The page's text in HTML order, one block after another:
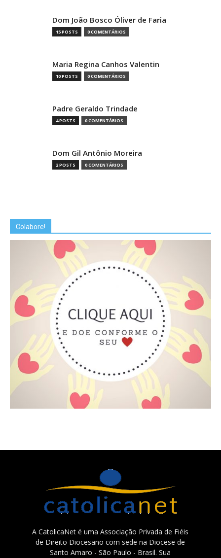
Dom João Bosco Óliver de Faria
15 POSTS 0 COMENTÁRIOS
Maria Regina Canhos Valentin
10 POSTS 0 COMENTÁRIOS
Padre Geraldo Trindade
4 POSTS 0 COMENTÁRIOS
Dom Gil Antônio Moreira
2 POSTS 0 COMENTÁRIOS
Colabore!
A CatolicaNet é uma Associação Privada de Fiéis
de Direito Diocesano com sede na Diocese de
Santo Amaro - São Paulo - Brasil. Sua